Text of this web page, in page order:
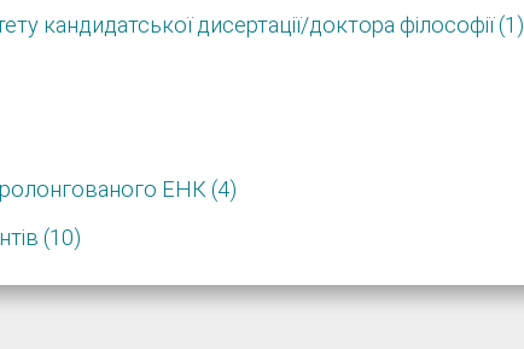
кандидатської дисертації/доктора філософії (1)
ЕНК (4)
(10)